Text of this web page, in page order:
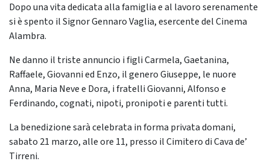
Dopo una vita dedicata alla famiglia e al lavoro serenamente
si è spento il Signor Gennaro Vaglia, esercente del Cinema
Alambra.
Ne danno il triste annuncio i figli Carmela, Gaetanina,
Raffaele, Giovanni ed Enzo, il genero Giuseppe, le nuore
Anna, Maria Neve e Dora, i fratelli Giovanni, Alfonso e
Ferdinando, cognati, nipoti, pronipoti e parenti tutti.
La benedizione sarà celebrata in forma privata domani,
sabato 21 marzo, alle ore 11, presso il Cimitero di Cava de’
Tirreni.